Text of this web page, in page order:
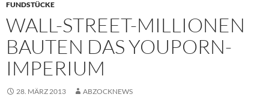
FUNDSTÜCKE
WALL-STREET-MILLIONEN
BAUTEN DAS YOUPORN-
IMPERIUM
28. MÄRZ 2013 ABZOCKNEWS